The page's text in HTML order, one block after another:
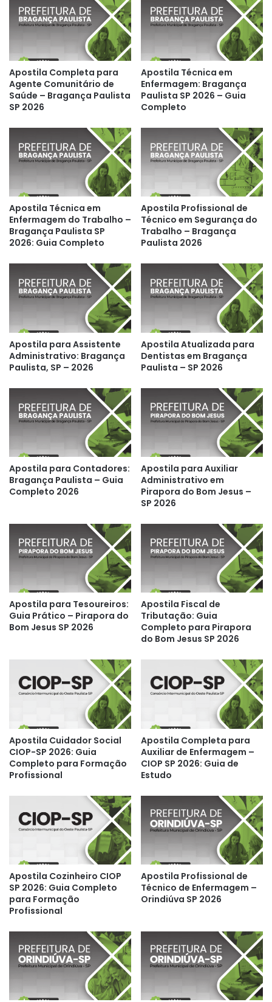
Apostila Completa para
Agente Comunitário de
Saúde – Bragança Paulista
SP 2026
Apostila Técnica em
Enfermagem: Bragança
Paulista SP 2026 – Guia
Completo
Apostila Técnica em
Enfermagem do Trabalho –
Bragança Paulista SP
2026: Guia Completo
Apostila Profissional de
Técnico em Segurança do
Trabalho – Bragança
Paulista 2026
Apostila para Assistente
Administrativo: Bragança
Paulista, SP – 2026
Apostila Atualizada para
Dentistas em Bragança
Paulista – SP 2026
Apostila para Contadores:
Bragança Paulista – Guia
Completo 2026
Apostila para Auxiliar
Administrativo em
Pirapora do Bom Jesus –
SP 2026
Apostila para Tesoureiros:
Guia Prático – Pirapora do
Bom Jesus SP 2026
Apostila Fiscal de
Tributação: Guia
Completo para Pirapora
do Bom Jesus SP 2026
Apostila Cuidador Social
CIOP-SP 2026: Guia
Completo para Formação
Profissional
Apostila Completa para
Auxiliar de Enfermagem –
CIOP SP 2026: Guia de
Estudo
Apostila Cozinheiro CIOP
SP 2026: Guia Completo
para Formação
Profissional
Apostila Profissional de
Técnico de Enfermagem –
Orindiúva SP 2026